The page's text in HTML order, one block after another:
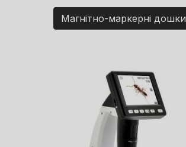
Магнітно-маркерні дошки